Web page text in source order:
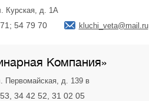
Курская, д. 1А
54 79 70 kluchi_veta@mail.ru
Компания»
Первомайская, д. 139 в
34 42 52, 31 02 05